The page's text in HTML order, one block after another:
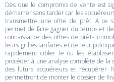
Dès que le compromis de vente est
démarrer sans tarder car les
transmettre une offre de prêt. A ce
permet de faire gagner du temps et
connaissance des offres de prêts
leurs grilles tarifaires et de leur
rapidement cibler le ou les
procéder à une analyse complète de
des futurs acquéreurs et récupérer
permettront de monter le dossier de